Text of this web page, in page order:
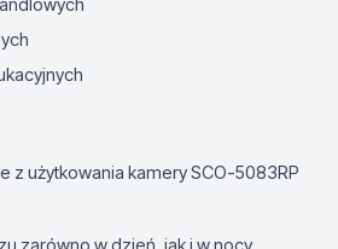
z użytkowania kamery SCO-5083RP